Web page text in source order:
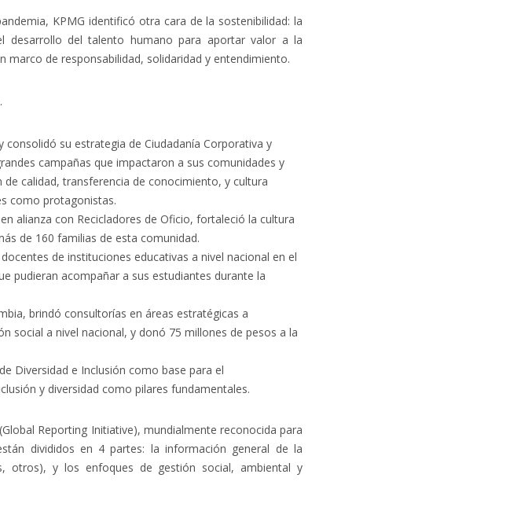
KPMG identificó otra cara de la sostenibilidad: la
desarrollo del talento humano para aportar valor a la
marco de responsabilidad, solidaridad y entendimiento.
su estrategia de Ciudadanía Corporativa y
campañas que impactaron a sus comunidades y
calidad, transferencia de conocimiento, y cultura
como protagonistas.
alianza con Recicladores de Oficio, fortaleció la cultura
de 160 familias de esta comunidad.
de instituciones educativas a nivel nacional en el
pudieran acompañar a sus estudiantes durante la
brindó consultorías en áreas estratégicas a
social a nivel nacional, y donó 75 millones de pesos a la
Diversidad e Inclusión como base para el
y diversidad como pilares fundamentales.
(Global Reporting Initiative), mundialmente reconocida para
divididos en 4 partes: la información general de la
otros), y los enfoques de gestión social, ambiental y